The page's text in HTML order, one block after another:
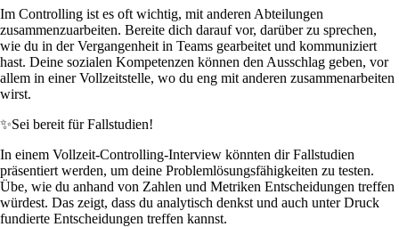
Im Controlling ist es oft wichtig, mit anderen Abteilungen
zusammenzuarbeiten. Bereite dich darauf vor, darüber zu sprechen,
wie du in der Vergangenheit in Teams gearbeitet und kommuniziert
hast. Deine sozialen Kompetenzen können den Ausschlag geben, vor
allem in einer Vollzeitstelle, wo du eng mit anderen zusammenarbeiten
wirst.
✨Sei bereit für Fallstudien!
In einem Vollzeit-Controlling-Interview könnten dir Fallstudien
präsentiert werden, um deine Problemlösungsfähigkeiten zu testen.
Übe, wie du anhand von Zahlen und Metriken Entscheidungen treffen
würdest. Das zeigt, dass du analytisch denkst und auch unter Druck
fundierte Entscheidungen treffen kannst.